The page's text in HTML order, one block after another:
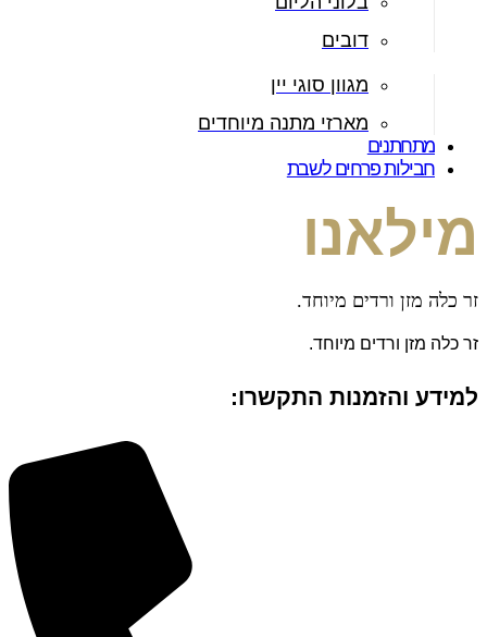
דובים
מגוון סוגי יין
מארזי מתנה מיוחדים
מתחתנים
חבילות פרחים לשבת
מילאנו
זר כלה מזן ורדים מיוחד.
זר כלה מזן ורדים מיוחד.
למידע והזמנות התקשרו: